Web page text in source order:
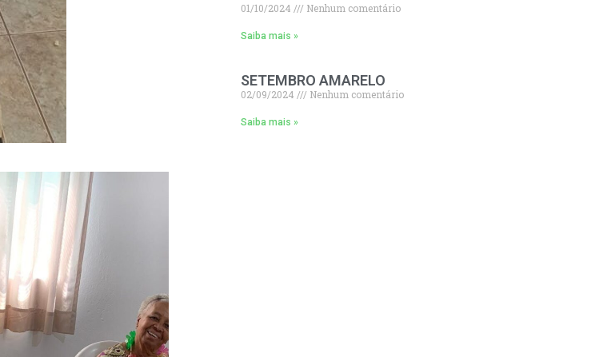
01/10/2024 Nenhum comentário
Saiba mais »
SETEMBRO AMARELO
02/09/2024 Nenhum comentário
Saiba mais »